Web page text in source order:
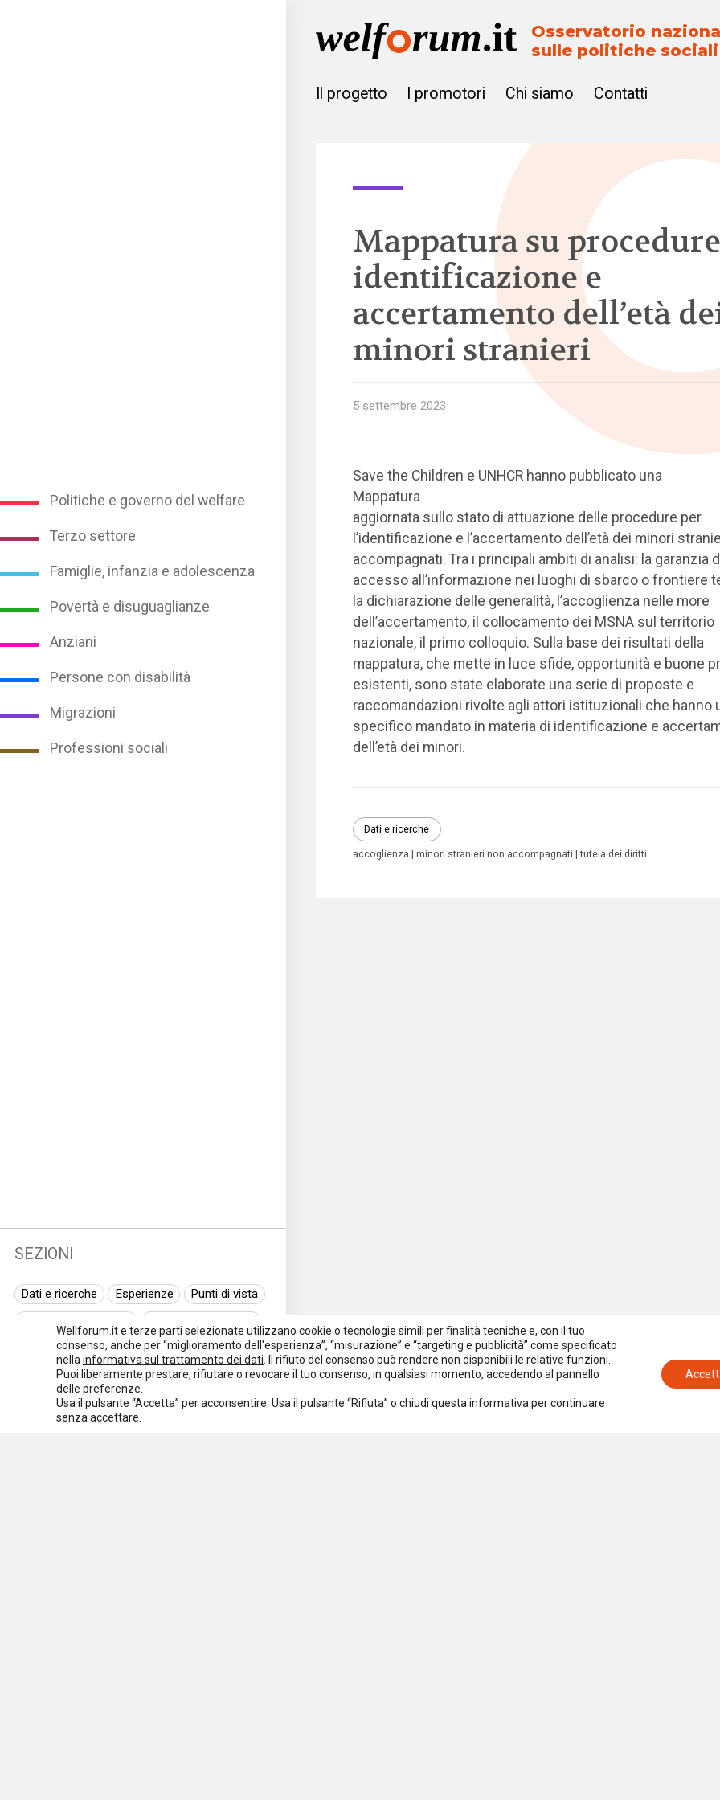
Politiche e governo del welfare
Terzo settore
Famiglie, infanzia e adolescenza
Povertà e disuguaglianze
Anziani
Persone con disabilità
Migrazioni
Professioni sociali
SEZIONI
Dati e ricerche Esperienze
Punti di vista
Normativa europea
Rassegna normativa
I seminari di Welforum
Eventi
Spazio ai promotori
Osservatorio
sulle politiche sociali
Il progetto I promotori Chi siamo Contatti
Mappatura su
identificazione e
accertamento dell’età
minori stranieri
5 settembre 2023
Save the Children e UNHCR hanno pubblicato una
Mappatura
aggiornata sullo stato di attuazione delle procedure per
l’identificazione e l’accertamento dell’età dei minori
accompagnati. Tra i principali ambiti di analisi: la garanzia
accesso all’informazione nei luoghi di sbarco o frontiere
la dichiarazione delle generalità, l’accoglienza nelle more
dell’accertamento, il collocamento dei MSNA sul territorio
nazionale, il primo colloquio. Sulla base dei risultati della
mappatura, che mette in luce sfide, opportunità e buone
esistenti, sono state elaborate una serie di proposte e
raccomandazioni rivolte agli attori istituzionali che hanno
specifico mandato in materia di identificazione e
dell’età dei minori.
Dati e ricerche
accoglienza minori stranieri non accompagnati tutela dei diritti
Wellforum.it e terze parti selezionate utilizzano cookie o tecnologie simili per finalità tecniche e, con il tuo
consenso, anche per “miglioramento dell'esperienza”, “misurazione” e “targeting e pubblicità” come specificato
nella informativa sul trattamento dei dati . Il rifiuto del consenso può rendere non disponibili le relative funzioni.
Puoi liberamente prestare, rifiutare o revocare il tuo consenso, in qualsiasi momento, accedendo al pannello
delle preferenze.
Usa il pulsante “Accetta” per acconsentire. Usa il pulsante “Rifiuta” o chiudi questa informativa per continuare
senza accettare.